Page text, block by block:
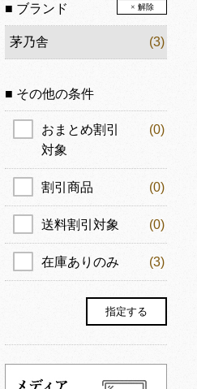
■ ブランド × 解除
茅乃舎 (3)
■ その他の条件
おまとめ割引
対象
(0)
割引商品 (0)
送料割引対象 (0)
在庫ありのみ (3)